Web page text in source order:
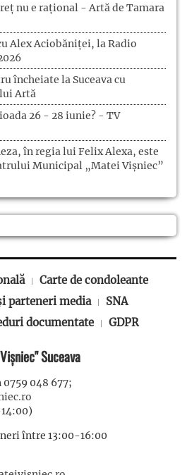
nu e rațional - Artă de Tamara
Alex Aciobăniței, la Radio
încheiate la Suceava cu
Artă
26 - 28 iunie? - TV
în regia lui Felix Alexa, este
Municipal „Matei Vișniec”
Carte de condoleante
parteneri media
SNA
documentate GDPR
Suceava
048 677;
între 13:00-16:00